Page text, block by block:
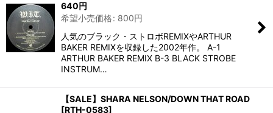
640円
希望小売価格: 800円
人気のブラック・ストロボREMIXやARTHUR
BAKER REMIXを収録した2002年作。 A-1
ARTHUR BAKER REMIX B-3 BLACK STROBE
INSTRUM…
【SALE】SHARA NELSON/DOWN THAT ROAD
[RTH-0583]